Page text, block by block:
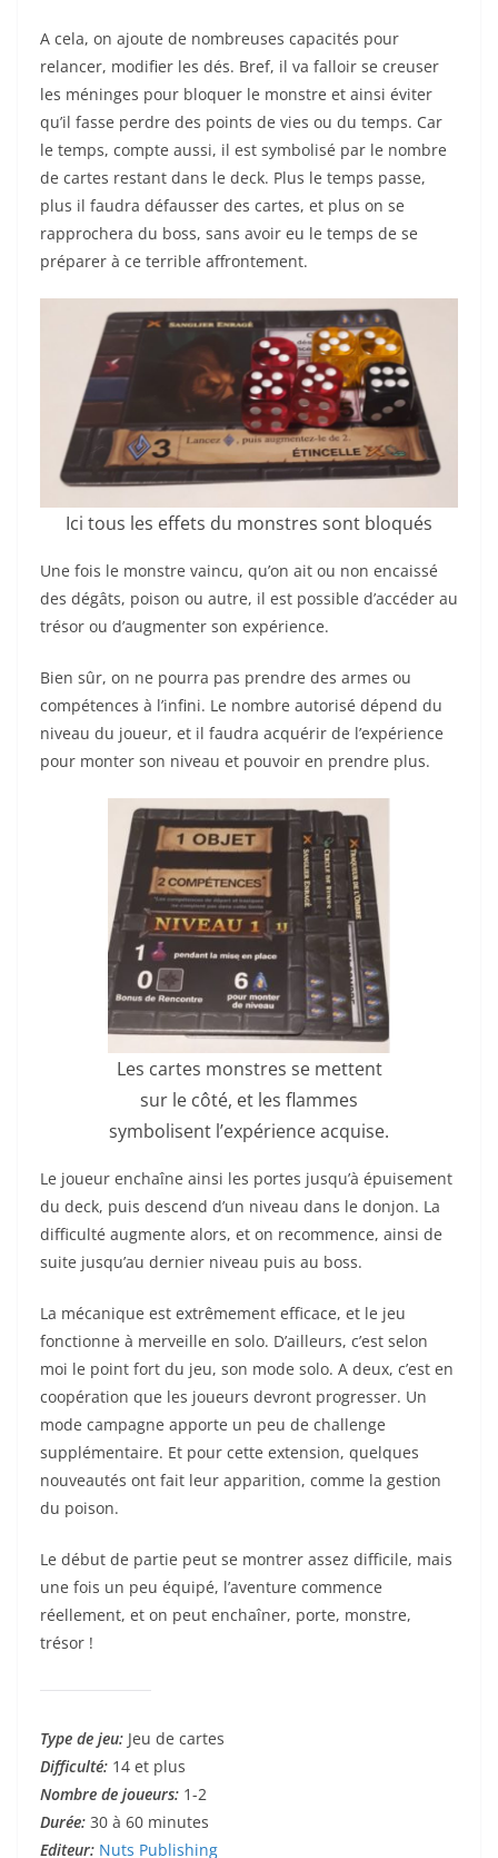
A cela, on ajoute de nombreuses capacités pour
relancer, modifier les dés. Bref, il va falloir se creuser
les méninges pour bloquer le monstre et ainsi éviter
qu’il fasse perdre des points de vies ou du temps. Car
le temps, compte aussi, il est symbolisé par le nombre
de cartes restant dans le deck. Plus le temps passe,
plus il faudra défausser des cartes, et plus on se
rapprochera du boss, sans avoir eu le temps de se
préparer à ce terrible affrontement.
Ici tous les effets du monstres sont bloqués
Une fois le monstre vaincu, qu’on ait ou non encaissé
des dégâts, poison ou autre, il est possible d’accéder au
trésor ou d’augmenter son expérience.
Bien sûr, on ne pourra pas prendre des armes ou
compétences à l’infini. Le nombre autorisé dépend du
niveau du joueur, et il faudra acquérir de l’expérience
pour monter son niveau et pouvoir en prendre plus.
Les cartes monstres se mettent
sur le côté, et les flammes
symbolisent l’expérience acquise.
Le joueur enchaîne ainsi les portes jusqu’à épuisement
du deck, puis descend d’un niveau dans le donjon. La
difficulté augmente alors, et on recommence, ainsi de
suite jusqu’au dernier niveau puis au boss.
La mécanique est extrêmement efficace, et le jeu
fonctionne à merveille en solo. D’ailleurs, c’est selon
moi le point fort du jeu, son mode solo. A deux, c’est en
coopération que les joueurs devront progresser. Un
mode campagne apporte un peu de challenge
supplémentaire. Et pour cette extension, quelques
nouveautés ont fait leur apparition, comme la gestion
du poison.
Le début de partie peut se montrer assez difficile, mais
une fois un peu équipé, l’aventure commence
réellement, et on peut enchaîner, porte, monstre,
trésor !
Type de jeu: Jeu de cartes
Difficulté: 14 et plus
Nombre de joueurs: 1-2
Durée: 30 à 60 minutes
Editeur: Nuts Publishing